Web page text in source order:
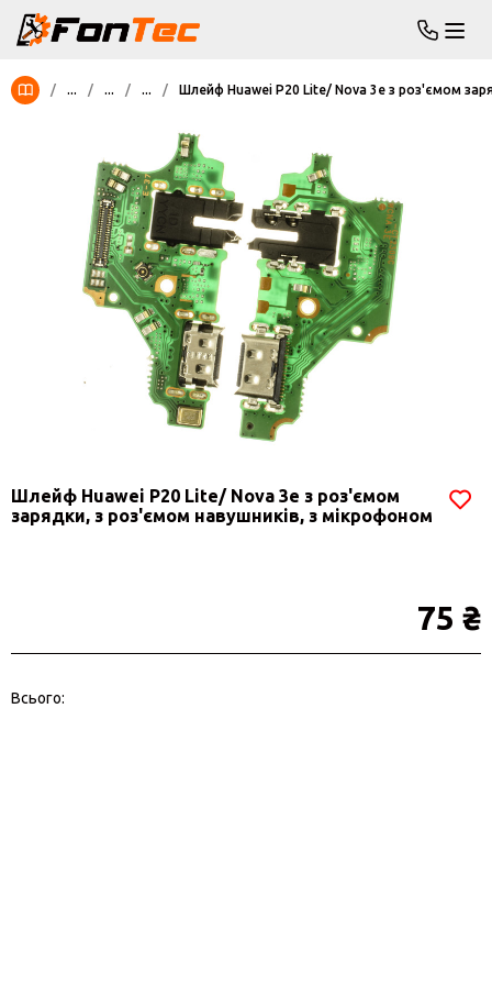
/ ... / ... / ... / Шлейф Huawei P20 Lite/ Nova 3e з роз'ємом
Шлейф Huawei P20 Lite/ Nova 3e з роз'ємом
зарядки, з роз'ємом навушників, з мікрофоном
75 ₴
Всього: